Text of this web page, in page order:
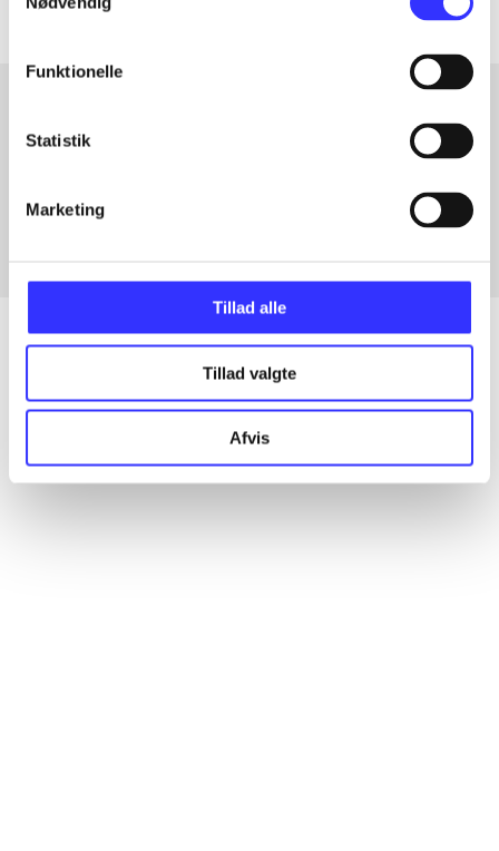
Funktionelle
Statistik
Marketing
Tillad alle
Tillad valgte
Afvis
Artikler med samme emner
Artikler
Alle registrerede artikler fordelt på udgivelser